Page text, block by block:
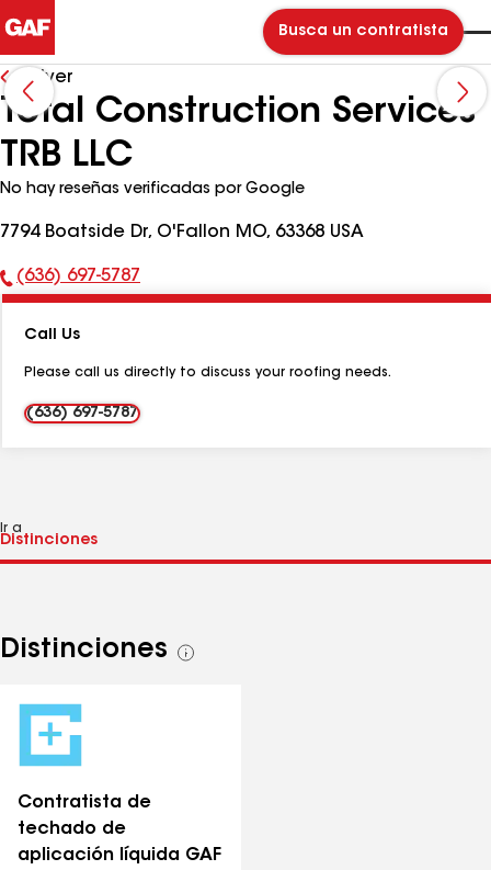
Busca un contratista
Volver
Total Construction Services
TRB LLC
No hay reseñas verificadas por Google
7794 Boatside Dr, O'Fallon MO, 63368 USA
Número
teléfono:
(636) 697-5787
Call Us
Please call us directly to discuss your roofing needs.
(636) 697-5787
Ir a
Distinciones
Ver
Contratista de
techado de
aplicación líquida GAF